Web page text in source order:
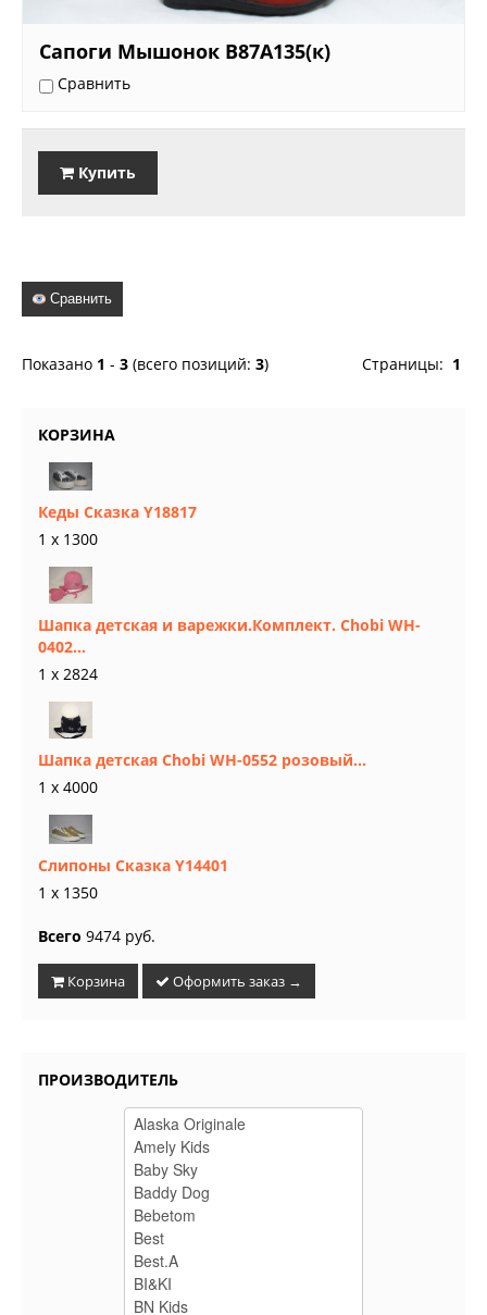
Сапоги Мышонок B87A135(к)
Сравнить
Купить
Сравнить
Страницы: 1
Показано 1 - 3 (всего позиций: 3)
КОРЗИНА
Кеды Сказка Y18817
1 x 1300
Шапка детская и варежки.Комплект. Chobi WH-
0402...
1 x 2824
Шапка детская Chobi WH-0552 розовый...
1 x 4000
Слипоны Сказка Y14401
1 x 1350
Всего 9474 руб.
Корзина Оформить заказ →
ПРОИЗВОДИТЕЛЬ